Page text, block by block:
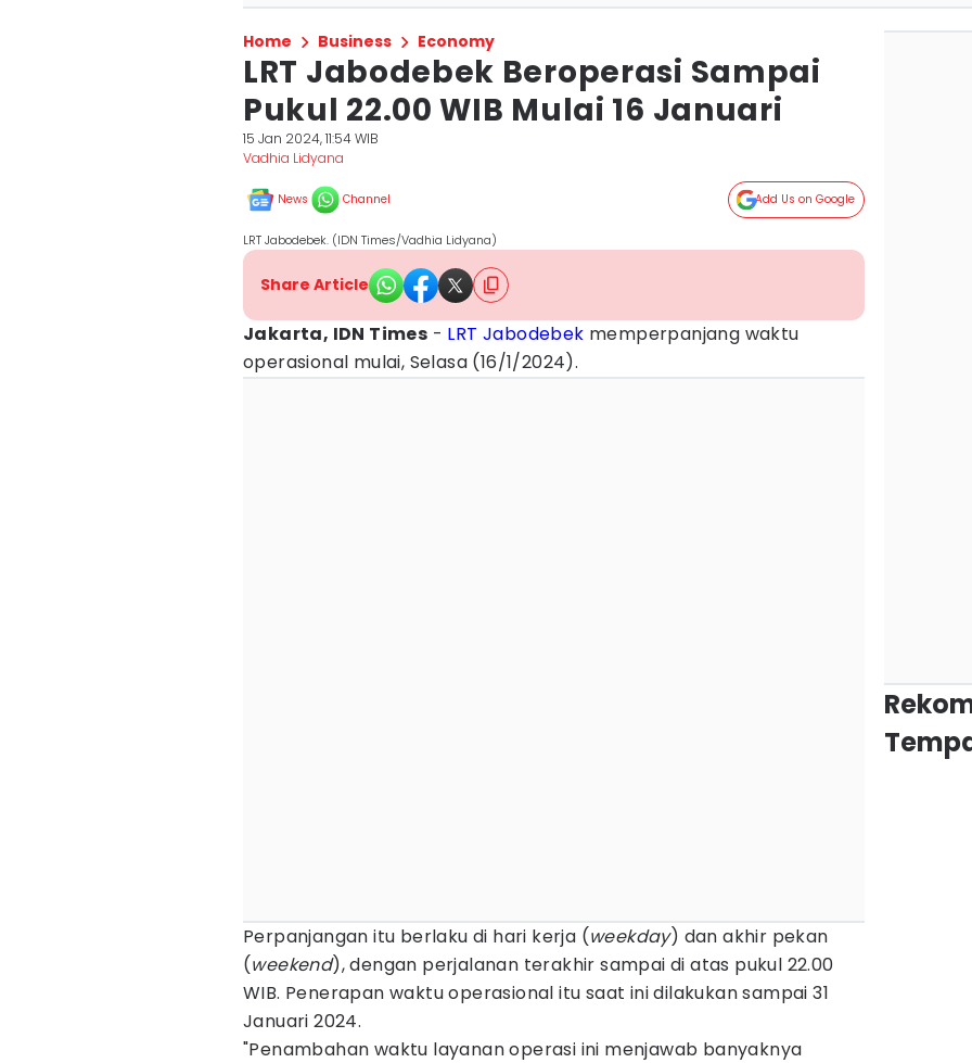
Home Business Economy
LRT Jabodebek Beroperasi Sampai
Pukul 22.00 WIB Mulai 16 Januari
15 Jan 2024, 11:54 WIB
Vadhia Lidyana
News Channel Add Us on Google
LRT Jabodebek. (IDN Times/Vadhia Lidyana)
Share Article
Jakarta, IDN Times - LRT Jabodebek memperpanjang waktu
operasional mulai, Selasa (16/1/2024).
Perpanjangan itu berlaku di hari kerja (weekday) dan akhir pekan
(weekend), dengan perjalanan terakhir sampai di atas pukul 22.00
WIB. Penerapan waktu operasional itu saat ini dilakukan sampai 31
Januari 2024.
"Penambahan waktu layanan operasi ini menjawab banyaknya